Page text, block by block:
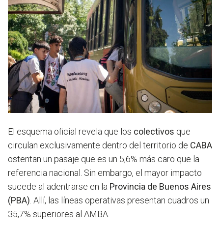
El esquema oficial revela que los colectivos que
circulan exclusivamente dentro del territorio de CABA
ostentan un pasaje que es un 5,6% más caro que la
referencia nacional. Sin embargo, el mayor impacto
sucede al adentrarse en la Provincia de Buenos Aires
(PBA) . Allí, las líneas operativas presentan cuadros un
35,7% superiores al AMBA.